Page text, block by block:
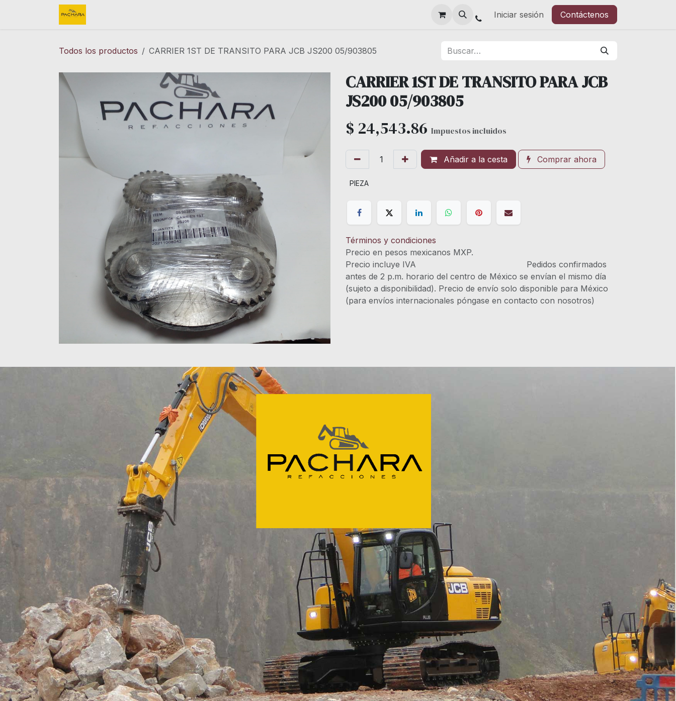
Iniciar sesión Contáctenos
Todos los productos CARRIER 1ST DE TRANSITO PARA JCB JS200 05/903805
CARRIER 1ST DE TRANSITO PARA JCB
JS200 05/903805
$ 24,543.86 Impuestos incluidos
Añadir a la cesta Comprar ahora
PIEZA
Términos y condiciones
Precio en pesos mexicanos MXP.
Precio incluye IVA Pedidos confirmados
antes de 2 p.m. horario del centro de México se envían el mismo día
(sujeto a disponibilidad). Precio de envío solo disponible para México
(para envíos internacionales póngase en contacto con nosotros)